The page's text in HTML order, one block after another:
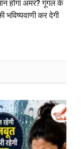
होगा अमर? गूगल के
भविष्यवाणी कर देगी